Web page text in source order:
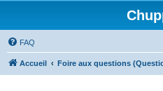
FAQ
Accueil Foire aux questions